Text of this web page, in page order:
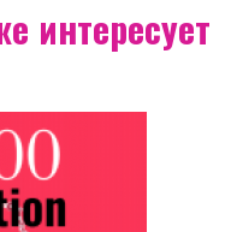
интересует